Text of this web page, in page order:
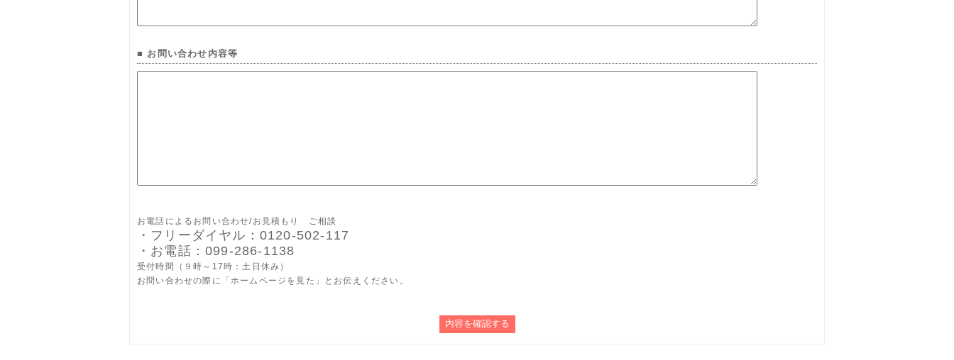
■ お問い合わせ内容等
お電話によるお問い合わせ/お見積もり ご相談
・フリーダイヤル：0120-502-117
・お電話：099-286-1138
受付時間（９時～17時：土日休み）
お問い合わせの際に「ホームページを見た」とお伝えください。